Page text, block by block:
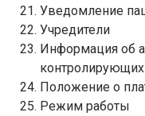
Уведомление
Учредители
Информация об
контролирующих
Положение о
Режим работы